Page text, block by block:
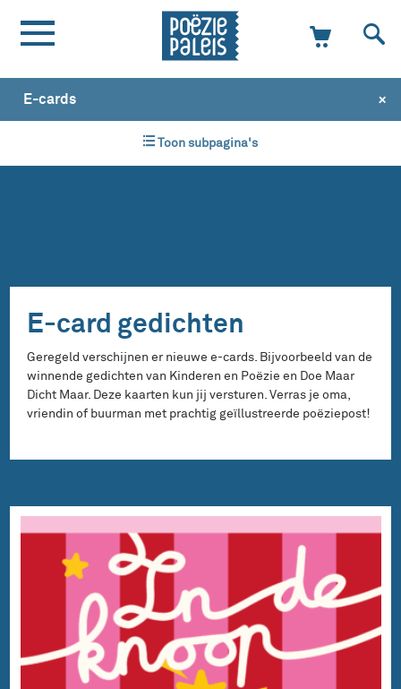
E-cards +
Toon subpagina's
E-card gedichten
Geregeld verschijnen er nieuwe e-cards. Bijvoorbeeld van de
winnende gedichten van Kinderen en Poëzie en Doe Maar
Dicht Maar. Deze kaarten kun jij versturen. Verras je oma,
vriendin of buurman met prachtig geïllustreerde poëziepost!